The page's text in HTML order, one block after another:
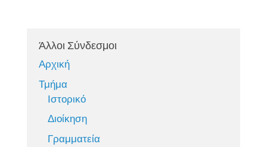
Άλλοι Σύνδεσμοι
Αρχική
Τμήμα
Ιστορικό
Διοίκηση
Γραμματεία